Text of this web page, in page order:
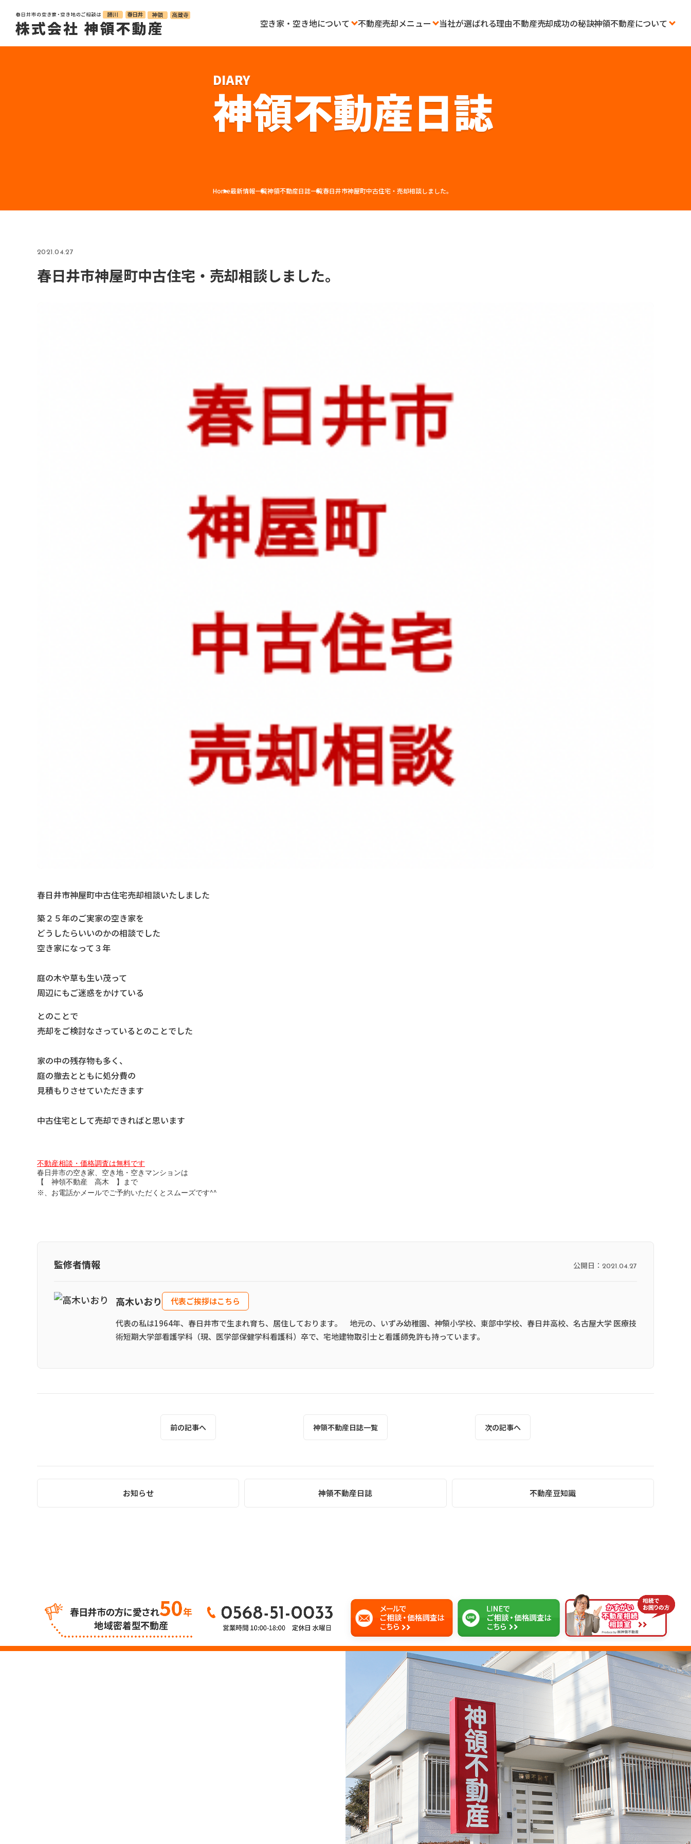
空き家・空き地について 不動産売却メニュー 当社が選ばれる理由不動産売却成功の秘訣神領不動産について
DIARY
神領不動産日誌
Home最新情報一覧神領不動産日誌一覧春日井市神屋町中古住宅・売却相談しました。
2021.04.27
春日井市神屋町中古住宅・売却相談しました。
春日井市神屋町中古住宅売却相談いたしました
築２５年のご実家の空き家を
どうしたらいいのかの相談でした
空き家になって３年
庭の木や草も生い茂って
周辺にもご迷惑をかけている
とのことで
売却をご検討なさっているとのことでした
家の中の残存物も多く、
庭の撤去とともに処分費の
見積もりさせていただきます
中古住宅として売却できればと思います
不動産相談・価格調査は無料です
春日井市の空き家、空き地・空きマンションは
【 神領不動産 高木 】まで
※ 、お電話かメールでご予約いただくとスムーズです^^
監修者情報 公開日： 2021.04.27
高木いおり 代表ご挨拶はこちら
代表の私は1964年、春日井市で生まれ育ち、居住しております。 地元の、いずみ幼稚園、神領小学校、東部中学校、春日井高校、名古屋大学 医療技
術短期大学部看護学科（現、医学部保健学科看護科）卒で、宅地建物取引士と看護師免許も持っています。
前の記事へ 神領不動産日誌一覧 次の記事へ
お知らせ 神領不動産日誌 不動産豆知識